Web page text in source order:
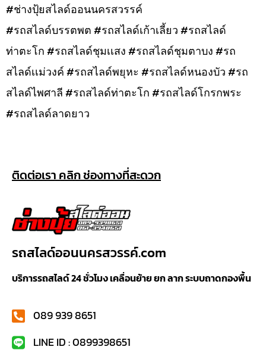
#ช่างปุ้ยสไลด์ออนนครสวรรค์
#รถสไลด์บรรตพต #รถสไลด์เก้าเลี้ยว #รถสไลด์
ท่าตะโก #รถสไลด์ชุมเเสง #รถสไลด์ชุมตาบง #รถ
สไลด์เเม่วงค์ #รถสไลด์พยุหะ #รถสไลด์หนองบัว #รถ
สไลด์ไพศาลี #รถสไลด์ท่าตะโก #รถสไลด์โกรกพระ
#รถสไลด์ลาดยาว
ติดต่อเรา คลิก ช่องทางที่สะดวก
รถสไลด์ออนนครสวรรค์.com
บริการรถสไลด์ 24 ชั่วโมง เคลื่อนย้าย ยก ลาก ระบบถาดกองพื้น
089 939 8651
LINE ID : 0899398651